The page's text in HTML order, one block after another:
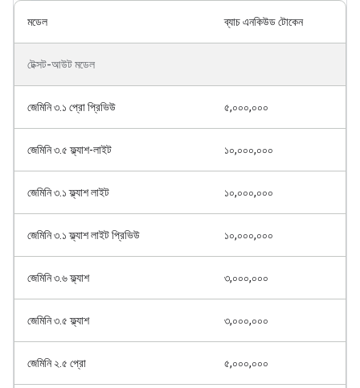
মডেল ব্যাচ এনকিউড টোকেন
টেক্সট-আউট মডেল
জেমিনি ৩.১ প্রো প্রিভিউ ৫,০০০,০০০
জেমিনি ৩.৫ ফ্ল্যাশ-লাইট ১০,০০০,০০০
জেমিনি ৩.১ ফ্ল্যাশ লাইট ১০,০০০,০০০
জেমিনি ৩.১ ফ্ল্যাশ লাইট প্রিভিউ ১০,০০০,০০০
জেমিনি ৩.৬ ফ্ল্যাশ ৩,০০০,০০০
জেমিনি ৩.৫ ফ্ল্যাশ ৩,০০০,০০০
জেমিনি ২.৫ প্রো ৫,০০০,০০০